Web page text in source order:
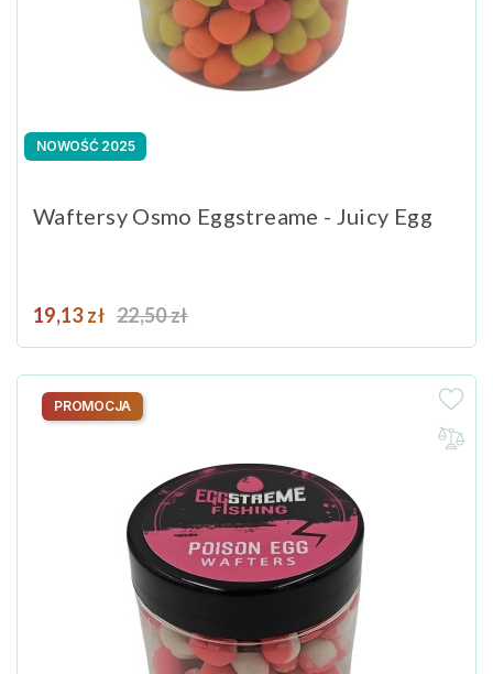
NOWOŚĆ 2025
Waftersy Osmo Eggstreame - Juicy Egg
Cena
19,13 zł Cena podstawowa
22,50 zł
PROMOCJA